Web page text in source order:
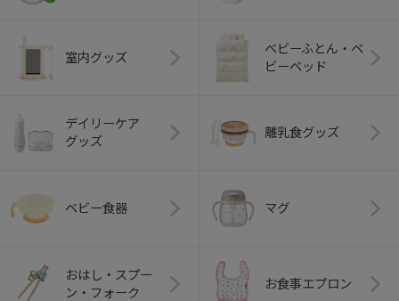
室内グッズ
ベビーふとん・ベ
ビーベッド
デイリーケア
グッズ
離乳食グッズ
ベビー食器 マグ
おはし・スプー
ン・フォーク
お食事エプロン